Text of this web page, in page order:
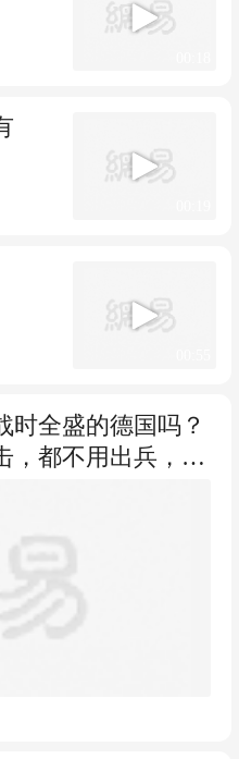
时全盛的德国吗？
，都不用出兵，直